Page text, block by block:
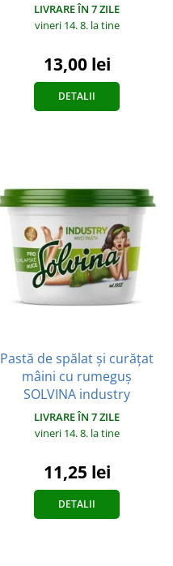
LIVRARE ÎN 7 ZILE
vineri 14. 8. la tine
13,00 lei
DETALII
Pastă de spălat şi curăţat
mâini cu rumeguș
SOLVINA industry
LIVRARE ÎN 7 ZILE
vineri 14. 8. la tine
11,25 lei
DETALII